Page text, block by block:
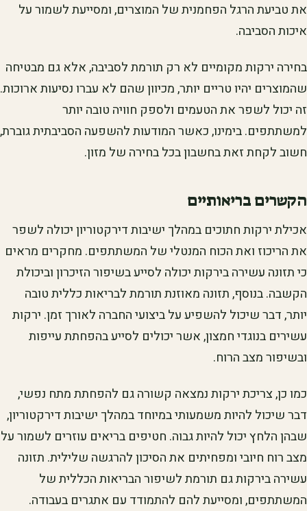
את טביעת הרגל הפחמנית של המוצרים, ומסייעת לשמור על
איכות הסביבה.
בחירה ירקות מקומיים לא רק תורמת לסביבה, אלא גם מבטיחה
שהמוצרים יהיו טריים יותר, מכיוון שהם לא עברו נסיעות ארוכות.
זה יכול לשפר את הטעמים ולספק חוויה טובה יותר
למשתתפים. בימינו, כאשר המודעות להשפעה הסביבתית גוברת,
חשוב לקחת זאת בחשבון בכל בחירה של מזון.
הקשרים בריאותיים
אכילת ירקות חתוכים במהלך ישיבות דירקטוריון יכולה לשפר
את הריכוז ואת הכוח המנטלי של המשתתפים. מחקרים מראים
כי תזונה עשירה בירקות יכולה לסייע בשיפור הזיכרון וביכולת
הקשבה. בנוסף, תזונה מאוזנת תורמת לבריאות כללית טובה
יותר, דבר שיכול להשפיע על ביצועי החברה לאורך זמן. ירקות
עשירים בנוגדי חמצון, אשר יכולים לסייע בהפחתת עייפות
ובשיפור מצב הרוח.
כמו כן, צריכת ירקות נמצאה קשורה גם להפחתת מתח נפשי,
דבר שיכול להיות משמעותי במיוחד במהלך ישיבות דירקטוריון,
שבהן הלחץ יכול להיות גבוה. חטיפים בריאים עוזרים לשמור על
מצב רוח חיובי ומפחיתים את הסיכון להרגשה שלילית. תזונה
עשירה בירקות גם תורמת לשיפור הבריאות הכללית של
המשתתפים, ומסייעת להם להתמודד עם אתגרים בעבודה.